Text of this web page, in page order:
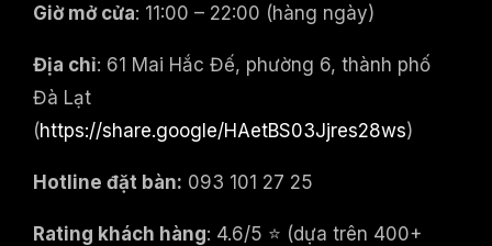
Giờ mở cửa: 11:00 – 22:00 (hàng ngày)
Địa chỉ: 61 Mai Hắc Đế, phường 6, thành phố
Đà Lạt
(https://share.google/HAetBS03Jjres28ws)
Hotline đặt bàn: 093 101 27 25
Rating khách hàng: 4.6/5 ⭐ (dựa trên 400+